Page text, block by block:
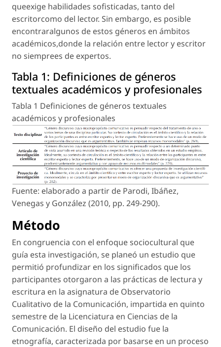
queexige habilidades sofisticadas, tanto del
escritorcomo del lector. Sin embargo, es posible
encontraralgunos de estos géneros en ámbitos
académicos,donde la relación entre lector y escritor
no siemprees de expertos.
Tabla 1: Definiciones de géneros
textuales académicos y profesionales
Tabla 1 Definiciones de géneros textuales
académicos y profesionales
Fuente: elaborado a partir de Parodi, Ibáñez,
Venegas y González (2010, pp. 249-290).
Método
En congruencia con el enfoque sociocultural que
guía esta investigación, se planeó un estudio que
permitió profundizar en los significados que los
participantes otorgaron a las prácticas de lectura y
escritura en la asignatura de Observatorio
Cualitativo de la Comunicación, impartida en quinto
semestre de la Licenciatura en Ciencias de la
Comunicación. El diseño del estudio fue la
etnografía, caracterizada por basarse en un proceso